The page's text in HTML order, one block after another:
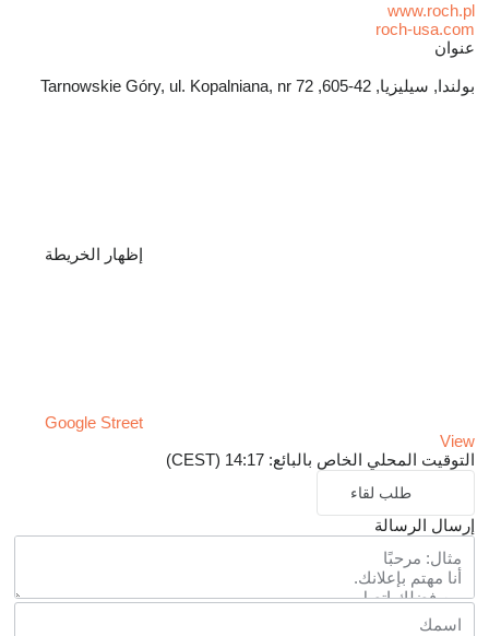
www.roch.pl
roch-usa.com
عنوان
بولندا, سيليزيا, 42-605, Tarnowskie Góry, ul. Kopalniana, nr 72
إظهار الخريطة
Google Street
View
التوقيت المحلي الخاص بالبائع: 14:17 (CEST)
طلب لقاء
إرسال الرسالة